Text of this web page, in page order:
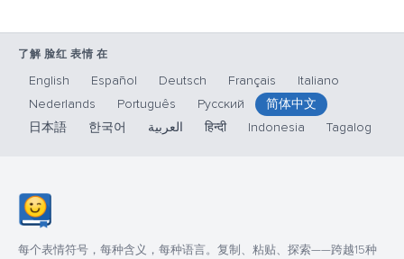
了解 脸红 表情 在
English Español Deutsch Français
Italiano
Nederlands
Português Русский
简体中文
日本語
한국어 العربية हिन्दी Indonesia Tagalog
每个表情符号，每种含义，每种语言。复制、粘贴、探索——跨越15种